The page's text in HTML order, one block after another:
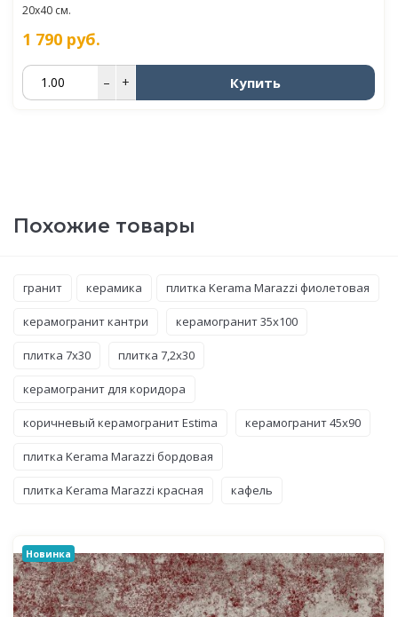
20x40 см.
1 790 руб.
– + Купить
Похожие товары
гранит керамика плитка Kerama Marazzi фиолетовая
керамогранит кантри керамогранит 35x100
плитка 7x30 плитка 7,2x30
керамогранит для коридора
коричневый керамогранит Estima керамогранит 45x90
плитка Kerama Marazzi бордовая
плитка Kerama Marazzi красная кафель
Новинка